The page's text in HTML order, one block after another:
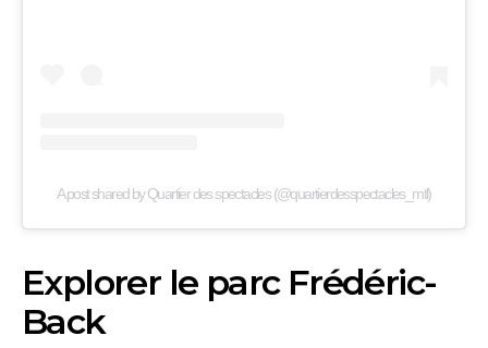
A post shared by Quartier des spectacles (@quartierdesspectacles_mtl)
Explorer le parc Frédéric-
Back